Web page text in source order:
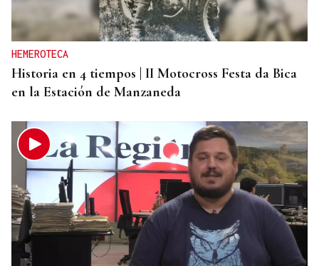
HEMEROTECA
Historia en 4 tiempos | II Motocross Festa da Bica
en la Estación de Manzaneda